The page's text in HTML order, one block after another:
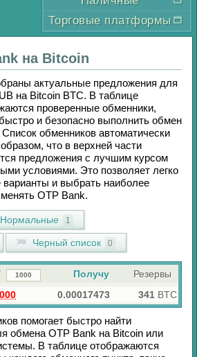
Торговые платформы
на Bitcoin
актуальные предложения для
на Bitcoin BTC. В таблице
проверенные обменники,
и безопасно выполнить обмен
обменников автоматически
что в верхней части
предложения с лучшим курсом
условиями. Это позволяет легко
варианты и выбрать наиболее
OTP Bank.
Нормальные 1
Черный список 0
Получу
Резервы
0.00017473 341 BTC
помогает быстро найти
обмена OTP Bank на Bitcoin или
В таблице отображаются